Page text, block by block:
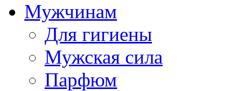
Мужчинам
Для гигиены
Мужская сила
Парфюм